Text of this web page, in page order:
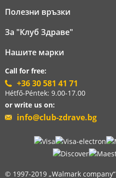
Полезни връзки
За "Клуб Здраве"
Нашите марки
Call for free:
+36 30 581 41 71
Hétfő-Péntek: 9.00-17.00
or write us on:
info@club-zdrave.bg
© 1997-2019 „Walmark company“